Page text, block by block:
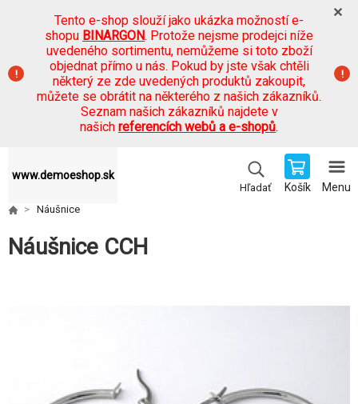
Tento e-shop slouží jako ukázka možností e-
shopu BINARGON. Protože nejsme prodejci níže
uvedeného sortimentu, nemůžeme si toto zboží
objednat přímo u nás. Pokud by jste však chtěli
některý ze zde uvedených produktů zakoupit,
můžete se obrátit na některého z našich zákazníků.
Seznam našich zákazníků najdete v
našich referencích webů a e-shopů.
www.demoeshop.sk
Hľadať Košík Menu
Náušnice
Náušnice CCH